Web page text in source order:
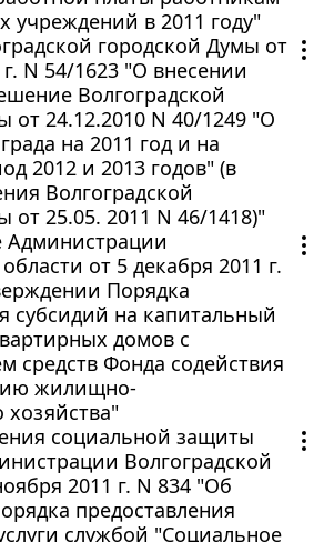
учреждений в 2011 году"
городской Думы от
N 54/1623 "О внесении
Волгоградской
от 24.12.2010 N 40/1249 "О
на 2011 год и на
2012 и 2013 годов" (в
Волгоградской
от 25.05. 2011 N 46/1418)"
Администрации
от 5 декабря 2011 г.
Порядка
субсидий на капитальный
домов с
средств Фонда содействия
жилищно-
хозяйства"
социальной защиты
Волгоградской
2011 г. N 834 "Об
предоставления
службой "Социальное